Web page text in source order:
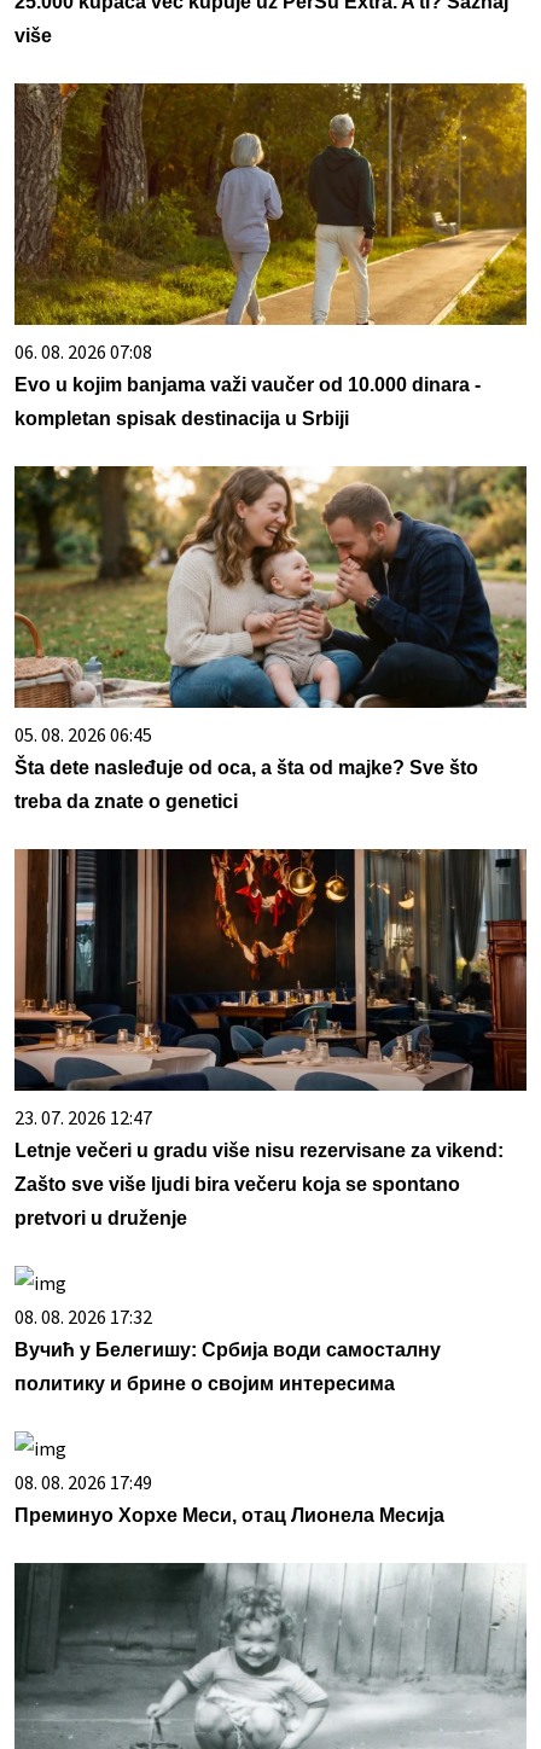
više
06. 08. 2026 07:08
Evo u kojim banjama važi vaučer od 10.000 dinara -
kompletan spisak destinacija u Srbiji
05. 08. 2026 06:45
Šta dete nasleđuje od oca, a šta od majke? Sve što
treba da znate o genetici
23. 07. 2026 12:47
Letnje večeri u gradu više nisu rezervisane za vikend:
Zašto sve više ljudi bira večeru koja se spontano
pretvori u druženje
08. 08. 2026 17:32
Вучић у Белегишу: Србија води самосталну
политику и брине о својим интересима
08. 08. 2026 17:49
Преминуо Хорхе Меси, отац Лионела Месија